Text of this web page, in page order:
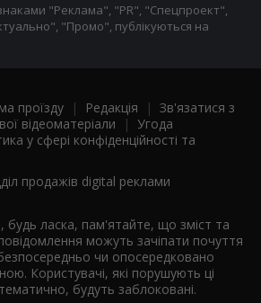
"Реклама", "PR", "Спецпроект",
"Промо", публікуються на
проїзду | Редакція | Зв'язатися з
відеоматеріали | Угода
у сфері конфіденційності та
продажів digital реклами
ласка, пам'ятайте, що зміст та
можуть зачіпати почуття
чи опосередковано
Користувачі, які порушують ці
будуть заблоковані.